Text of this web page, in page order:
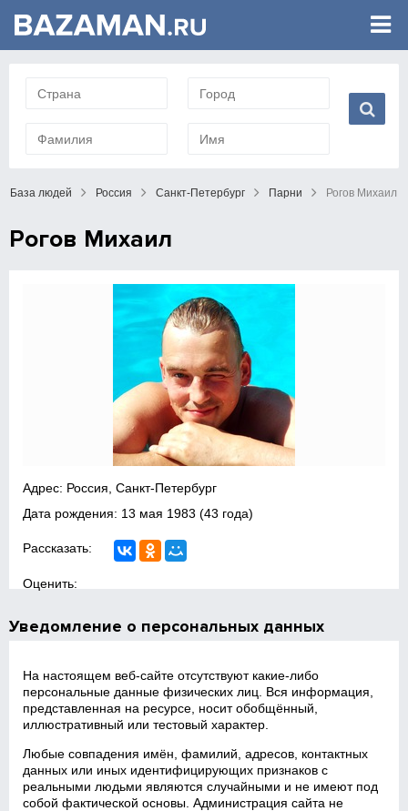
База людей Россия Санкт-Петербург Парни Рогов Михаил
Рогов Михаил
Адрес: Россия, Санкт-Петербург
Дата рождения: 13 мая 1983 (43 года)
Рассказать:
Оценить:
Уведомление о персональных данных
На настоящем веб‑сайте отсутствуют какие‑либо
персональные данные физических лиц. Вся информация,
представленная на ресурсе, носит обобщённый,
иллюстративный или тестовый характер.
Любые совпадения имён, фамилий, адресов, контактных
данных или иных идентифицирующих признаков с
реальными людьми являются случайными и не имеют под
собой фактической основы. Администрация сайта не